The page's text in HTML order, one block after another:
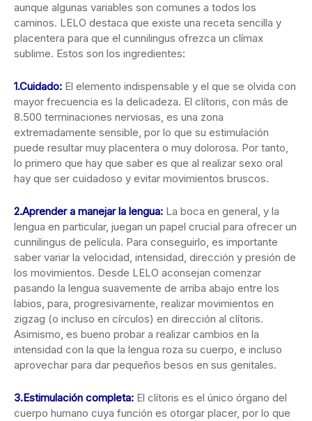
aunque algunas variables son comunes a todos los
caminos. LELO destaca que existe una receta sencilla y
placentera para que el cunnilingus ofrezca un clímax
sublime. Estos son los ingredientes:
1.Cuidado: El elemento indispensable y el que se olvida con
mayor frecuencia es la delicadeza. El clítoris, con más de
8.500 terminaciones nerviosas, es una zona
extremadamente sensible, por lo que su estimulación
puede resultar muy placentera o muy dolorosa. Por tanto,
lo primero que hay que saber es que al realizar sexo oral
hay que ser cuidadoso y evitar movimientos bruscos.
2.Aprender a manejar la lengua: La boca en general, y la
lengua en particular, juegan un papel crucial para ofrecer un
cunnilingus de película. Para conseguirlo, es importante
saber variar la velocidad, intensidad, dirección y presión de
los movimientos. Desde LELO aconsejan comenzar
pasando la lengua suavemente de arriba abajo entre los
labios, para, progresivamente, realizar movimientos en
zigzag (o incluso en círculos) en dirección al clítoris.
Asimismo, es bueno probar a realizar cambios en la
intensidad con la que la lengua roza su cuerpo, e incluso
aprovechar para dar pequeños besos en sus genitales.
3.Estimulación completa: El clítoris es el único órgano del
cuerpo humano cuya función es otorgar placer, por lo que